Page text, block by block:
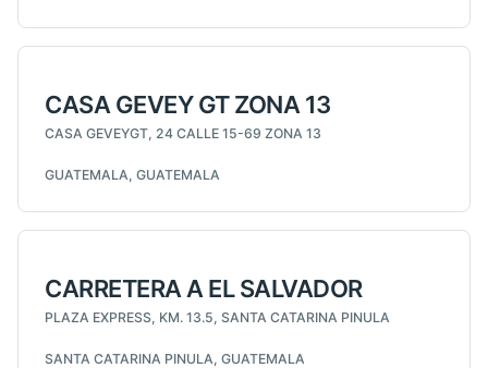
CASA GEVEY GT ZONA 13
CASA GEVEYGT, 24 CALLE 15-69 ZONA 13
GUATEMALA, GUATEMALA
CARRETERA A EL SALVADOR
PLAZA EXPRESS, KM. 13.5, SANTA CATARINA PINULA
SANTA CATARINA PINULA, GUATEMALA